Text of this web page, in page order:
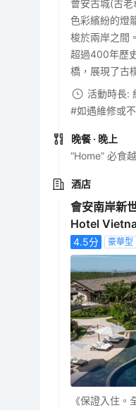
會安古城(古
色彩繽紛的燈
梭於兩岸之間
超過400年歷
橋，展現了古
活動時長:
#如遇維修或
晚餐 · 晚上
“Home” 必食
酒店
會安南岸新
Hotel
4.5分 豪華型
《保證入住